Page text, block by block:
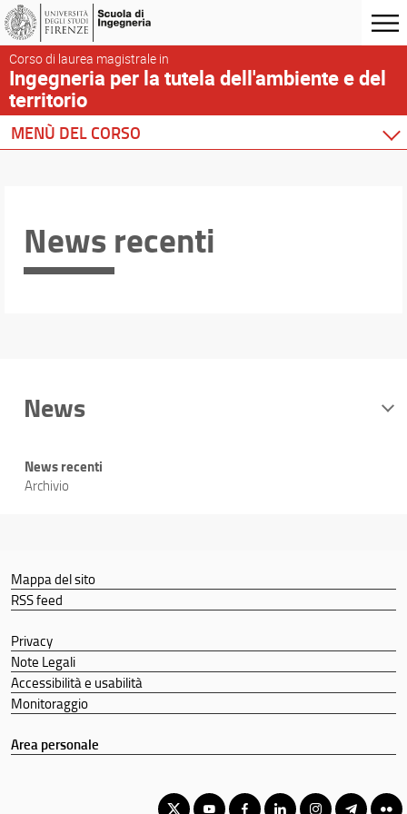
Corso di laurea magistrale in
Ingegneria per la tutela dell'ambiente e del
territorio
MENÙ DEL CORSO
Docenti
Orario e calendari
News recenti
News
News recenti
Archivio
Mappa del sito
RSS feed
Privacy
Note Legali
Accessibilità e usabilità
Monitoraggio
Area personale